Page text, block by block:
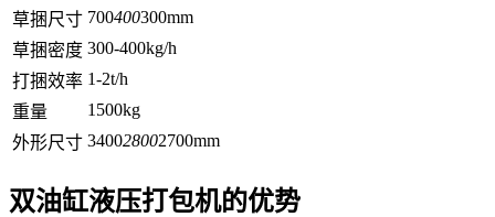
草捆尺寸 700400300mm
草捆密度 300-400kg/h
打捆效率 1-2t/h
重量
1500kg
外形尺寸 340028002700mm
双油缸液压打包机的优势